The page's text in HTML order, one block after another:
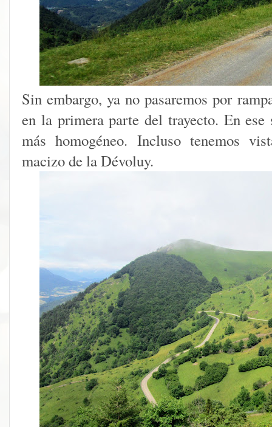
Sin embargo, ya no pasaremos por
en la primera parte del trayecto. En
más homogéneo. Incluso tenemos
macizo de la Dévoluy.